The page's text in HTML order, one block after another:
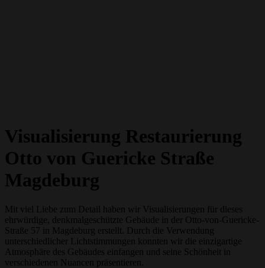
Visualisierung Restaurierung
Otto von Guericke Straße
Magdeburg
Mit viel Liebe zum Detail haben wir Visualisierungen für dieses
ehrwürdige, denkmalgeschützte Gebäude in der Otto-von-Guericke-
Straße 57 in Magdeburg erstellt. Durch die Verwendung
unterschiedlicher Lichtstimmungen konnten wir die einzigartige
Atmosphäre des Gebäudes einfangen und seine Schönheit in
verschiedenen Nuancen präsentieren.